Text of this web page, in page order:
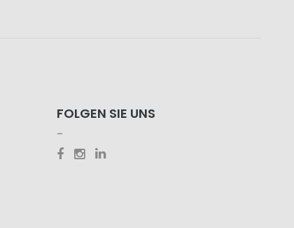
FOLGEN SIE UNS